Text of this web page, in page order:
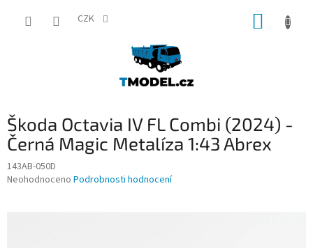
CZK
Škoda Octavia IV FL Combi (2024) -
Černá Magic Metalíza 1:43 Abrex
143AB-050D
Průměrné
Neohodnoceno Podrobnosti hodnocení